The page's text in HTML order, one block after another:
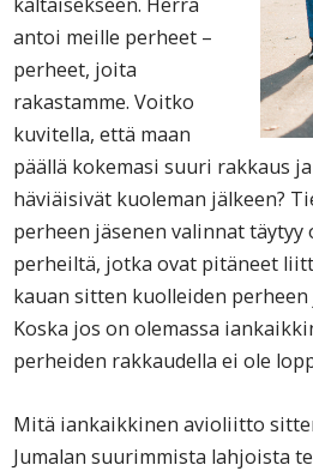
antoi meille perheet –
perheet, joita
rakastamme. Voitko
kuvitella, että maan
päällä kokemasi suuri rakkaus
häviäisivät kuoleman jälkeen?
perheen jäsenen valinnat
perheiltä, jotka ovat pitäneet
kauan sitten kuolleiden
Koska jos on olemassa
perheiden rakkaudella ei ole
Mitä iankaikkinen avioliitto
Jumalan suurimmista lahjoista